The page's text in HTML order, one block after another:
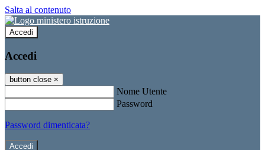
Salta al contenuto
Accedi
Accedi
button close ×
Nome Utente
Password
Password dimenticata?